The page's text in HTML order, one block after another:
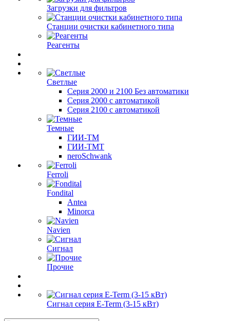
Загрузки для фильтров
Станции очистки кабинетного типа
Реагенты
Светлые
Серия 2000 и 2100 Без автоматики
Серия 2000 с автоматикой
Серия 2100 с автоматикой
Темные
ГИИ-ТМ
ГИИ-ТМТ
neroSchwank
Ferroli
Fondital
Antea
Minorca
Navien
Сигнал
Прочие
Сигнал серия E-Term (3-15 кВт)